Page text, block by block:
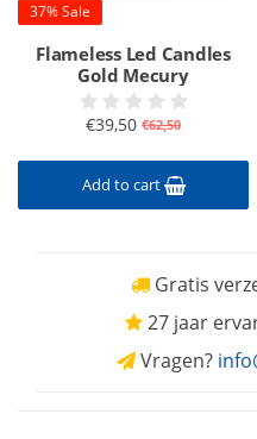
37% Sale
Flameless Led Candles
Gold Mecury
€39,50 €62,50
Add to cart
Gratis
27 jaar
Vragen?